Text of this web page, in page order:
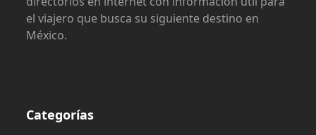
el viajero que busca su siguiente destino en
México.
Categorías